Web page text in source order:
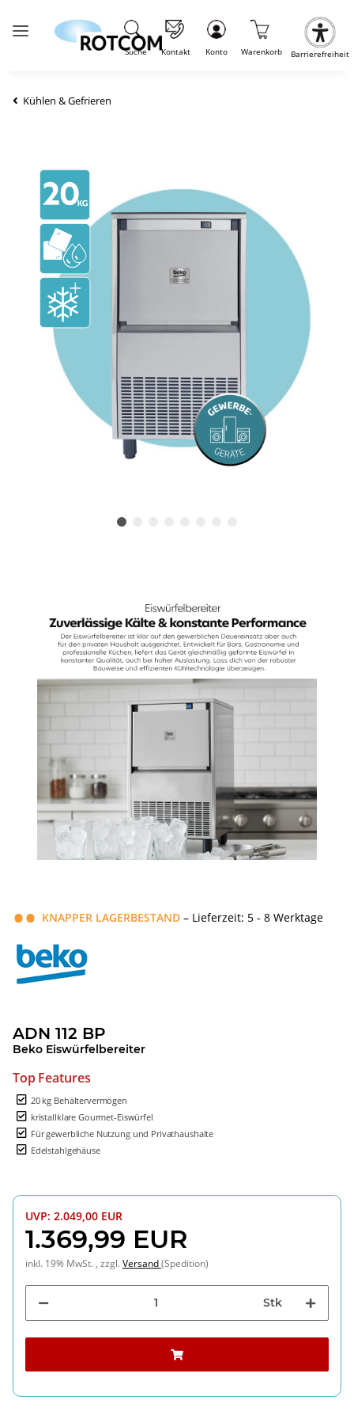
Suche Kontakt Konto Warenkorb Barrierefreiheit
Kühlen & Gefrieren
KNAPPER LAGERBESTAND – Lieferzeit: 5 - 8 Werktage
ADN 112 BP
Beko Eiswürfelbereiter
Top Features
20 kg Behältervermögen
kristallklare Gourmet-Eiswürfel
Für gewerbliche Nutzung und Privathaushalte
Edelstahlgehäuse
UVP: 2.049,00 EUR
1.369,99 EUR
inkl. 19% MwSt. , zzgl.Versand(Spedition)
Stk